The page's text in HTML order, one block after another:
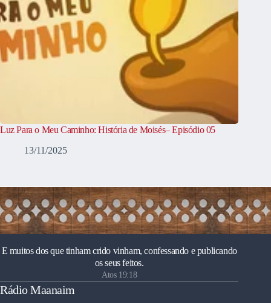
Luz Para o Meu Caminho: História de Moisés– Episódio 05
13/11/2025
E muitos dos que tinham crido vinham, confessando e publicando
os seus feitos.
Atos 19:18
Rádio Maanaim